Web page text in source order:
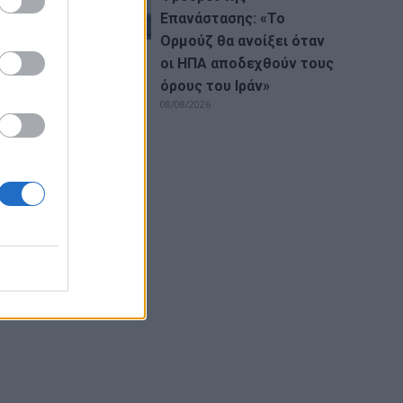
Επανάστασης: «Το
Ορμούζ θα ανοίξει όταν
οι ΗΠΑ αποδεχθούν τους
όρους του Ιράν»
08/08/2026